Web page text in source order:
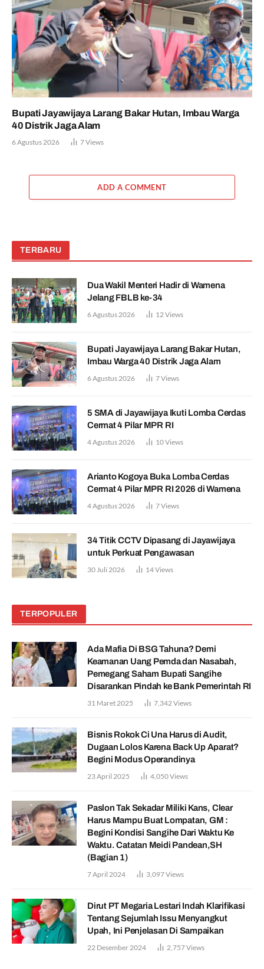
Bupati Jayawijaya Larang Bakar Hutan, Imbau Warga
40 Distrik Jaga Alam
6 Agustus 2026 7Views
ADD A COMMENT
TERBARU
Dua Wakil Menteri Hadir di Wamena
Jelang FBLB ke-34
6 Agustus 2026 12Views
Bupati Jayawijaya Larang Bakar Hutan,
Imbau Warga 40 Distrik Jaga Alam
6 Agustus 2026 7Views
5 SMA di Jayawijaya Ikuti Lomba Cerdas
Cermat 4 Pilar MPR RI
4 Agustus 2026 10Views
Arianto Kogoya Buka Lomba Cerdas
Cermat 4 Pilar MPR RI 2026 di Wamena
4 Agustus 2026 7Views
34 Titik CCTV Dipasang di Jayawijaya
untuk Perkuat Pengawasan
30 Juli 2026 14Views
TERPOPULER
Ada Mafia Di BSG Tahuna? Demi
Keamanan Uang Pemda dan Nasabah,
Pemegang Saham Bupati Sangihe
Disarankan Pindah ke Bank Pemerintah RI
31 Maret 2025 7,342Views
Bisnis Rokok Ci Una Harus di Audit,
Dugaan Lolos Karena Back Up Aparat?
Begini Modus Operandinya
23 April 2025 4,050Views
Paslon Tak Sekadar Miliki Kans, Clear
Harus Mampu Buat Lompatan, GM :
Begini Kondisi Sangihe Dari Waktu Ke
Waktu. Catatan Meidi Pandean,SH
(Bagian 1)
7 April 2024 3,097Views
Dirut PT Megaria Lestari Indah Klarifikasi
Tentang Sejumlah Issu Menyangkut
Upah, Ini Penjelasan Di Sampaikan
22 Desember 2024 2,757Views